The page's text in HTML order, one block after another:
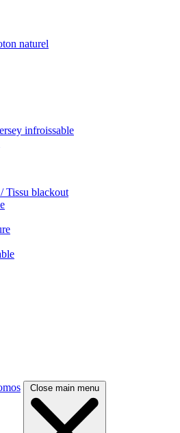
naturel
infroissable
Tissu blackout
Close main menu